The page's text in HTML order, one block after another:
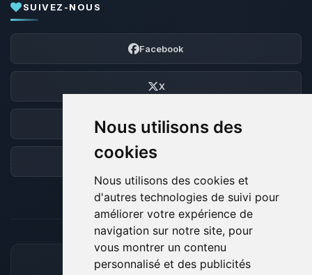
Nous utilisons des
cookies
Nous utilisons des cookies et
d'autres technologies de suivi pour
améliorer votre expérience de
navigation sur notre site, pour
vous montrer un contenu
personnalisé et des publicités
SUIVEZ-NOUS
Facebook
X
Discord
Forum
MOYENS DE PAIEMENT ACCEPTÉS